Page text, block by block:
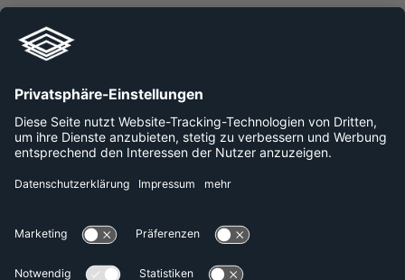
+49 800 240 44 30
Unternehmen
Plattformen
Datenschutzerklärung
Karriere
Presse